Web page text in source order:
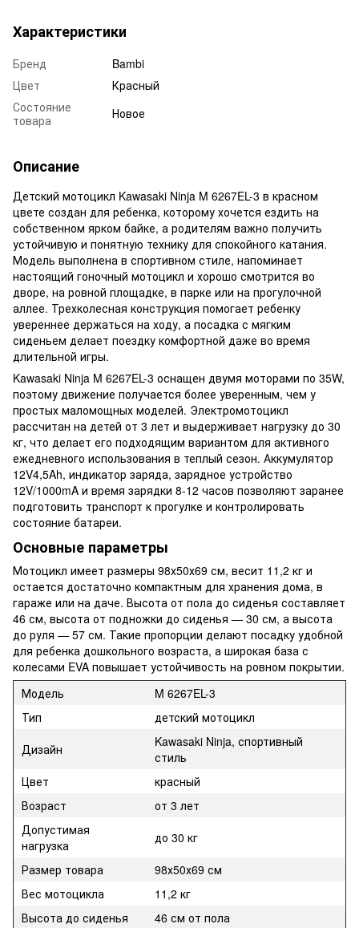
Характеристики
Бренд
Bambi
Цвет
Красный
Состояние
товара
Новое
Описание
Детский мотоцикл Kawasaki Ninja M 6267EL-3 в красном
цвете создан для ребенка, которому хочется ездить на
собственном ярком байке, а родителям важно получить
устойчивую и понятную технику для спокойного катания.
Модель выполнена в спортивном стиле, напоминает
настоящий гоночный мотоцикл и хорошо смотрится во
дворе, на ровной площадке, в парке или на прогулочной
аллее. Трехколесная конструкция помогает ребенку
увереннее держаться на ходу, а посадка с мягким
сиденьем делает поездку комфортной даже во время
длительной игры.
Kawasaki Ninja M 6267EL-3 оснащен двумя моторами по 35W,
поэтому движение получается более уверенным, чем у
простых маломощных моделей. Электромотоцикл
рассчитан на детей от 3 лет и выдерживает нагрузку до 30
кг, что делает его подходящим вариантом для активного
ежедневного использования в теплый сезон. Аккумулятор
12V4,5Ah, индикатор заряда, зарядное устройство
12V/1000mA и время зарядки 8-12 часов позволяют заранее
подготовить транспорт к прогулке и контролировать
состояние батареи.
Основные параметры
Мотоцикл имеет размеры 98х50х69 см, весит 11,2 кг и
остается достаточно компактным для хранения дома, в
гараже или на даче. Высота от пола до сиденья составляет
46 см, высота от подножки до сиденья — 30 см, а высота
до руля — 57 см. Такие пропорции делают посадку удобной
для ребенка дошкольного возраста, а широкая база с
колесами EVA повышает устойчивость на ровном покрытии.
Модель
M 6267EL-3
Тип
детский мотоцикл
Дизайн
Kawasaki Ninja, спортивный
стиль
Цвет
красный
Возраст
от 3 лет
Допустимая
нагрузка
до 30 кг
Размер товара
98х50х69 см
Вес мотоцикла
11,2 кг
Высота до сиденья
46 см от пола